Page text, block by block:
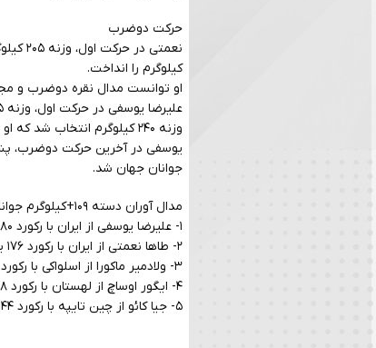
حرکت دوضرب
کیلوگرم را انداخت.
او توانست مدال نقره دوضرب و
وزنه ۲۴۰ کیلوگرم انتخاب شد که او روی تخته نیامد و سه چراغ قرمز گرفت.
جوانان جهان شد.
مدال آوران دسته ۱۰۹+کیلوگرم جوانان جهان:
۱- علیرضا یوسفی از ایران با رکورد ۱۸۰ یک ضرب، ۲۴۰ دوضرب و مجموع ۴۲۰ کیلوگرم (سه مدال طلا)
۲- طاها نعمتی از ایران با رکورد ۱۷۶ یک ضرب، ۲۰۵ دوضرب و مجموع ۳۸۱ کیلوگرم (سه مدال نقره)
۳- ولادمیر ماکورا از اسلواکی با رکورد ۱۷۶ یک ضرب، ۲۰۵ دوضرب و مجموع ۳۸۱ کیلوگرم (دو مدال برنز یک‌ضرب و مجموع)
۴- ایگور اوساچ از لهستان با رکورد ۱۶۸ یک ضرب، ۱۹۱ دوضرب و مجموع ۳۵۹ کیلوگرم (بدون مدال)
۵- جیا کائو از چین تایپه با رکورد ۱۴۴ یک ضرب، ۱۹۳ دوضرب و مجموع ۳۳۷ کیلوگرم (برنز دوضرب)